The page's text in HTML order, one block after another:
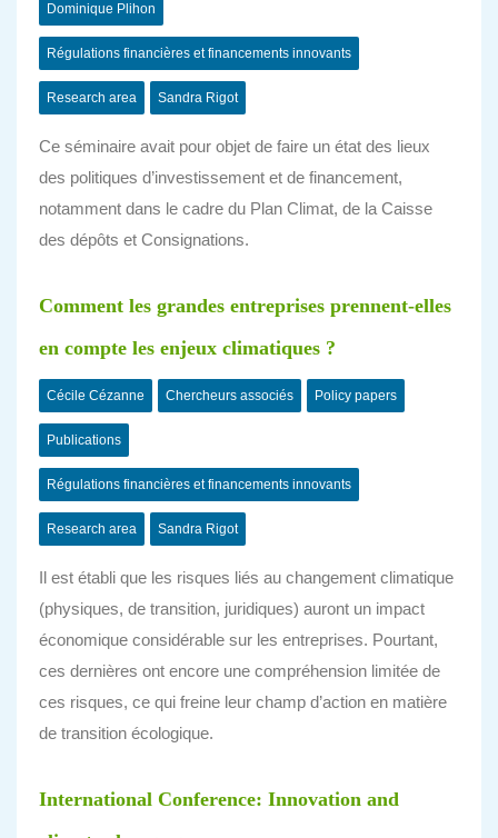
Dominique Plihon
Régulations financières et financements innovants
Research area Sandra Rigot
Ce séminaire avait pour objet de faire un état des lieux
des politiques d’investissement et de financement,
notamment dans le cadre du Plan Climat, de la Caisse
des dépôts et Consignations.
Comment les grandes entreprises prennent-elles
en compte les enjeux climatiques ?
Cécile Cézanne Chercheurs associés Policy papers
Publications
Régulations financières et financements innovants
Research area Sandra Rigot
Il est établi que les risques liés au changement climatique
(physiques, de transition, juridiques) auront un impact
économique considérable sur les entreprises. Pourtant,
ces dernières ont encore une compréhension limitée de
ces risques, ce qui freine leur champ d’action en matière
de transition écologique.
International Conference: Innovation and